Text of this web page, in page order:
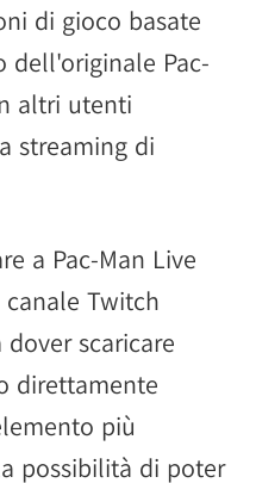
di gioco basate
dell'originale Pac-
altri utenti
streaming di
a Pac-Man Live
Twitch
scaricare
direttamente
più
possibilità di poter